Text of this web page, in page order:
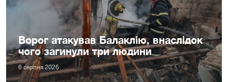
Ворог атакував Балаклію, внаслідок
чого загинули три людини
6 серпня 2026